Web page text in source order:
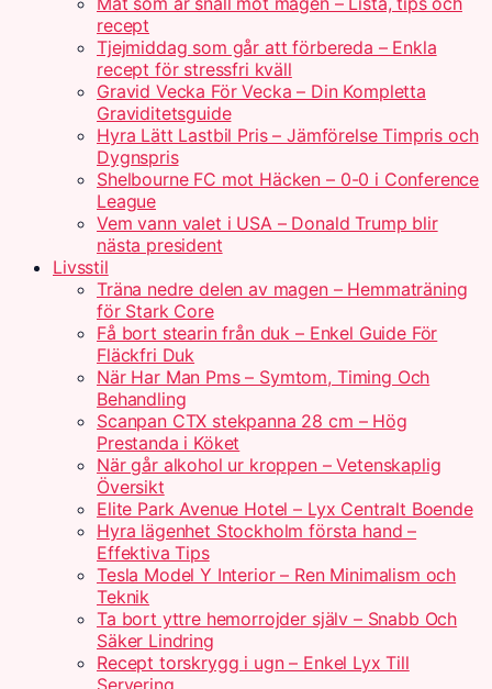
recept
Tjejmiddag som går att förbereda – Enkla
recept för stressfri kväll
Gravid Vecka För Vecka – Din Kompletta
Graviditetsguide
Hyra Lätt Lastbil Pris – Jämförelse Timpris och
Dygnspris
Shelbourne FC mot Häcken – 0-0 i Conference
League
Vem vann valet i USA – Donald Trump blir
nästa president
Livsstil
Träna nedre delen av magen – Hemmaträning
för Stark Core
Få bort stearin från duk – Enkel Guide För
Fläckfri Duk
När Har Man Pms – Symtom, Timing Och
Behandling
Scanpan CTX stekpanna 28 cm – Hög
Prestanda i Köket
När går alkohol ur kroppen – Vetenskaplig
Översikt
Elite Park Avenue Hotel – Lyx Centralt Boende
Hyra lägenhet Stockholm första hand –
Effektiva Tips
Tesla Model Y Interior – Ren Minimalism och
Teknik
Ta bort yttre hemorrojder själv – Snabb Och
Säker Lindring
Recept torskrygg i ugn – Enkel Lyx Till
Servering